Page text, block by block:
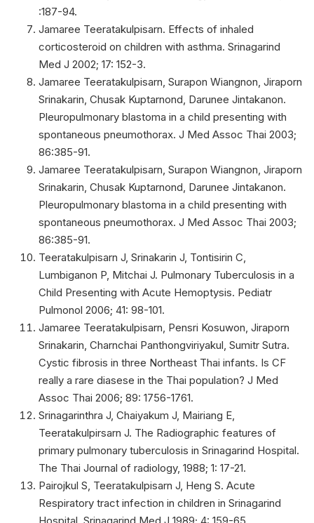
:187-94.
Jamaree Teeratakulpisarn. Effects of inhaled
corticosteroid on children with asthma. Srinagarind
Med J 2002; 17: 152-3.
Jamaree Teeratakulpisarn, Surapon Wiangnon, Jiraporn
Srinakarin, Chusak Kuptarnond, Darunee Jintakanon.
Pleuropulmonary blastoma in a child presenting with
spontaneous pneumothorax. J Med Assoc Thai 2003;
86:385-91.
Jamaree Teeratakulpisarn, Surapon Wiangnon, Jiraporn
Srinakarin, Chusak Kuptarnond, Darunee Jintakanon.
Pleuropulmonary blastoma in a child presenting with
spontaneous pneumothorax. J Med Assoc Thai 2003;
86:385-91.
Teeratakulpisarn J, Srinakarin J, Tontisirin C,
Lumbiganon P, Mitchai J. Pulmonary Tuberculosis in a
Child Presenting with Acute Hemoptysis. Pediatr
Pulmonol 2006; 41: 98-101.
Jamaree Teeratakulpisarn, Pensri Kosuwon, Jiraporn
Srinakarin, Charnchai Panthongviriyakul, Sumitr Sutra.
Cystic fibrosis in three Northeast Thai infants. Is CF
really a rare diasese in the Thai population? J Med
Assoc Thai 2006; 89: 1756-1761.
Srinagarinthra J, Chaiyakum J, Mairiang E,
Teeratakulpirsarn J. The Radiographic features of
primary pulmonary tuberculosis in Srinagarind Hospital.
The Thai Journal of radiology, 1988; 1: 17-21.
Pairojkul S, Teeratakulpisarn J, Heng S. Acute
Respiratory tract infection in children in Srinagarind